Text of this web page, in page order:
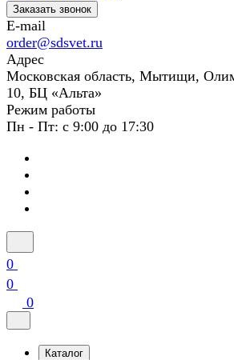
Заказать звонок
E-mail
order@sdsvet.ru
Адрес
Московская область, Мытищи,
10, БЦ «Альта»
Режим работы
Пн - Пт: с 9:00 до 17:30
0
0
0
Каталог